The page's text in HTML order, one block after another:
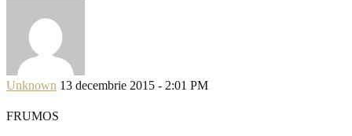
Unknown 13 decembrie 2015 - 2:01 PM
FRUMOS